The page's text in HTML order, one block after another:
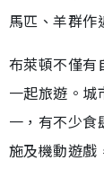
馬匹、羊群作
布萊頓不僅有
一起旅遊。城
一，有不少食
施及機動遊戲